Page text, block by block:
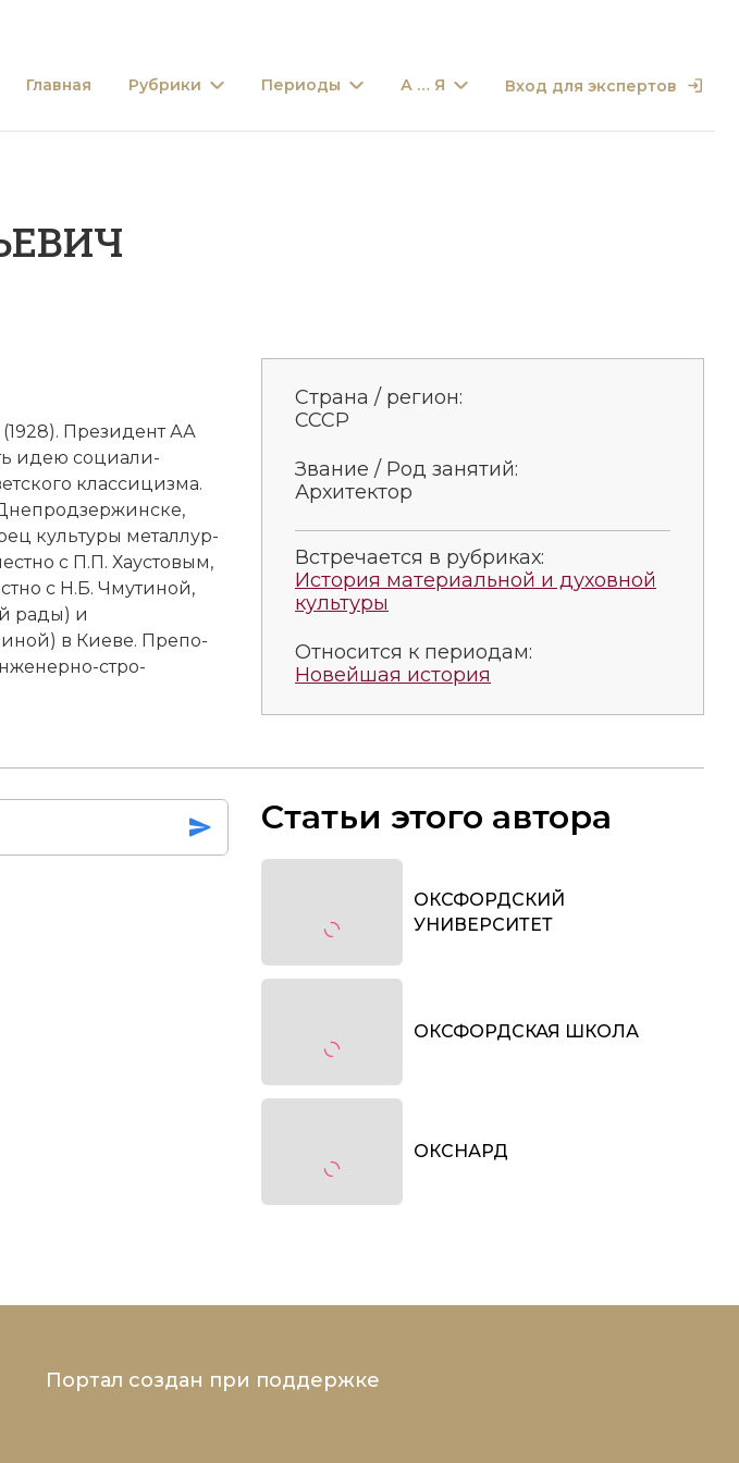
Главная Рубрики Периоды А … Я Вход для экспертов
Пре­зи­дент АА
идею со­циа­ли­
клас­си­циз­ма.
куль­ту­ры ме­тал­лур­
с П.П. Хау­сто­вым,
с Н.Б. Чму­ти­ной,
ра­ды) и
в Кие­ве. Пре­по­
стро­
Страна / регион:
СССР
Звание / Род занятий:
Архитектор
Встречается в рубриках:
История материальной и духовной
культуры
Относится к периодам:
Новейшая история
Статьи этого автора
ОКСФОРДСКИЙ
УНИВЕРСИТЕТ
ОКСФОРДСКАЯ ШКОЛА
ОКСНАРД
Портал создан при поддержке